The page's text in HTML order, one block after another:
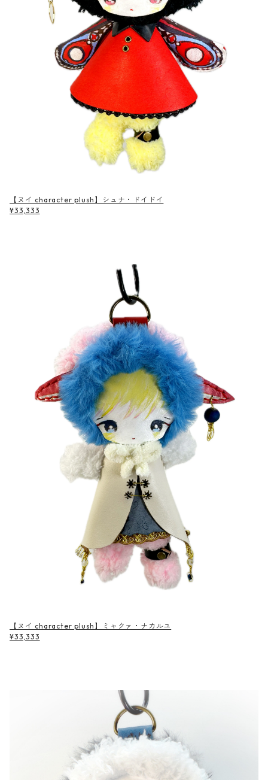
【ヌイ character plush】シュナ・ドイドイ
¥33,333
【ヌイ character plush】ミャクァ・ナカルユ
¥33,333